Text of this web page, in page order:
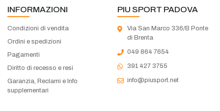
INFORMAZIONI
Condizioni di vendita
Ordini e spedizioni
Pagamenti
Diritto di recesso e resi
Garanzia, Reclami e Info
supplementari
PIU SPORT PADOVA
Via San Marco 336/B Ponte
di Brenta
049 864 7654
391 427 3755
info@piusport.net